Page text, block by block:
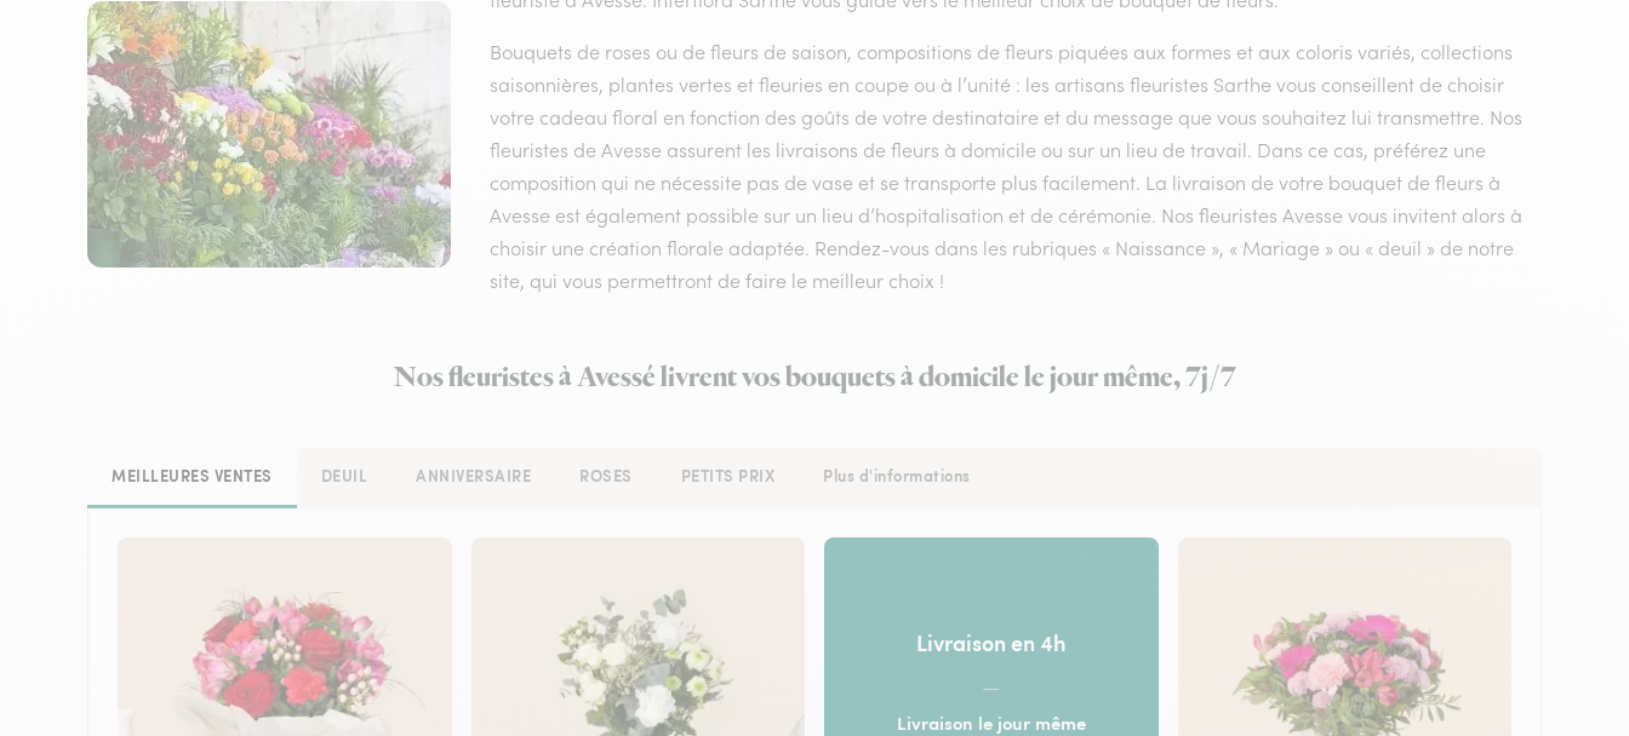
Bouquets de roses ou de fleurs de saison, compositions de fleurs piquées aux formes et aux coloris variés, collections
saisonnières, plantes vertes et fleuries en coupe ou à l’unité : les artisans fleuristes Sarthe vous conseillent de choisir
votre cadeau floral en fonction des goûts de votre destinataire et du message que vous souhaitez lui transmettre. Nos
fleuristes de Avesse assurent les livraisons de fleurs à domicile ou sur un lieu de travail. Dans ce cas, préférez une
composition qui ne nécessite pas de vase et se transporte plus facilement. La livraison de votre bouquet de fleurs à
Avesse est également possible sur un lieu d’hospitalisation et de cérémonie. Nos fleuristes Avesse vous invitent alors à
choisir une création florale adaptée. Rendez-vous dans les rubriques « Naissance », « Mariage » ou « deuil » de notre
site, qui vous permettront de faire le meilleur choix !
Nos fleuristes à Avessé livrent vos bouquets à domicile le jour même, 7j/7
MEILLEURES VENTES DEUIL ANNIVERSAIRE ROSES PETITS PRIX Plus d'informations
Livraison en 4h
—
Livraison le jour même